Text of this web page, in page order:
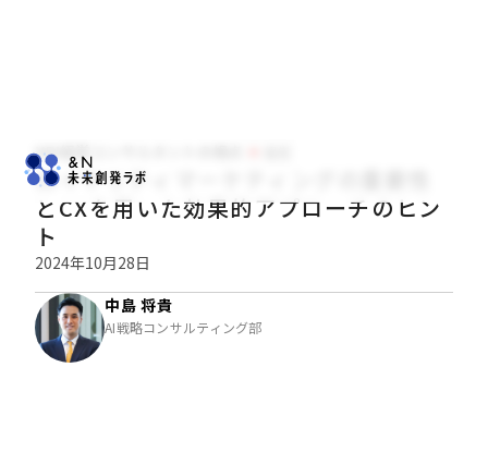
NRI経営コンサルタントの視点
ロイヤリティマーケティングの重要性
とCXを用いた効果的アプローチのヒン
ト
2024年10月28日
中島 将貴
AI戦略コンサルティング部